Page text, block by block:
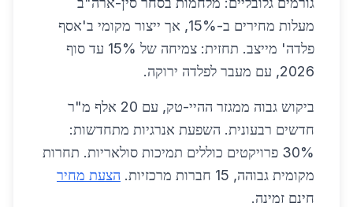
מעלות מחירים ב-15%, אך ייצור מקומי ב'אסף
פלדה' מייצב. תחזית: צמיחה של 15% עד סוף
2026, עם מעבר לפלדה ירוקה.
ביקוש גבוה ממגזר ההיי-טק, עם 20 אלף מ"ר
חדשים רבעונית. השפעת אנרגיות מתחדשות:
30% פרויקטים כוללים תמיכות סולאריות. תחרות
מקומית גבוהה, 15 חברות מרכזיות.
הצעת מחיר
חינם זמינה.